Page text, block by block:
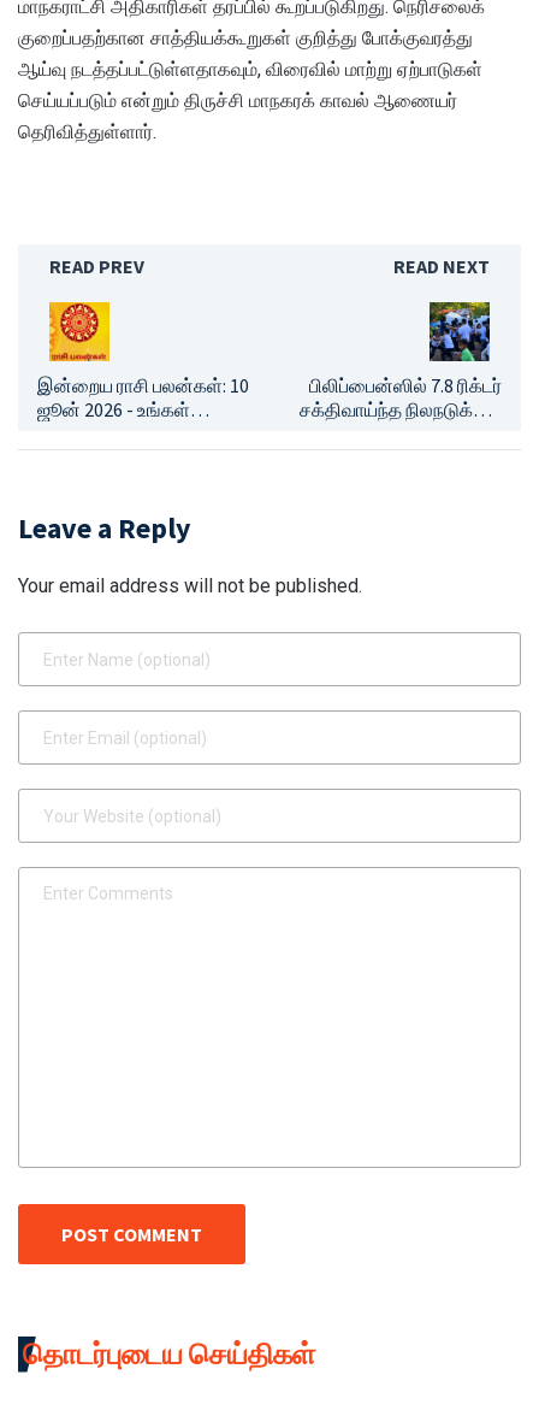
மாநகராட்சி அதிகாரிகள் தரப்பில் கூறப்படுகிறது. நெரிசலைக்
குறைப்பதற்கான சாத்தியக்கூறுகள் குறித்து போக்குவரத்து
ஆய்வு நடத்தப்பட்டுள்ளதாகவும், விரைவில் மாற்று ஏற்பாடுகள்
செய்யப்படும் என்றும் திருச்சி மாநகரக் காவல் ஆணையர்
தெரிவித்துள்ளார்.
READ PREV
இன்றைய ராசி பலன்கள்: 10
ஜூன் 2026 - உங்கள்
இருக்கும்?
READ NEXT
பிலிப்பைன்ஸில் 7.8 ரிக்டர்
சக்திவாய்ந்த நிலநடுக்கம்:
வீடுகளை இழந்து தவிப்பு!
Leave a Reply
Your email address will not be published.
POST COMMENT
தொடர்புடைய செய்திகள்